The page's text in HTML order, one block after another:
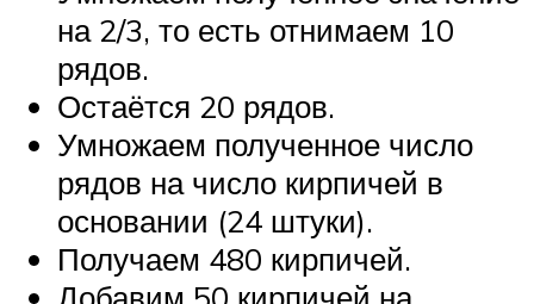
на 2/3, то есть отнимаем 10
рядов.
Остаётся 20 рядов.
Умножаем полученное число
рядов на число кирпичей в
основании (24 штуки).
Получаем 480 кирпичей.